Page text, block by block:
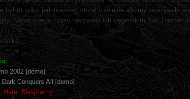
był to tylko jednorazowy strzał i kolejne albumy ukazywały
Nawet swego czasu nazywano ich węgierskim Bolt Thrower
2002 [demo]
Conquers All [demo]
Hate, Blasphemy